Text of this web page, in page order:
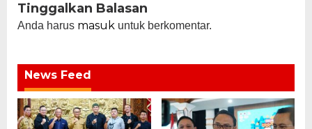
Tinggalkan Balasan
Anda harus masuk untuk berkomentar.
News Feed